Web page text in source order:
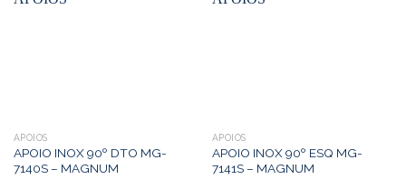
APOIOS
APOIO INOX 90º DTO MG-
7140S – MAGNUM
APOIOS
APOIO INOX 90º ESQ MG-
7141S – MAGNUM